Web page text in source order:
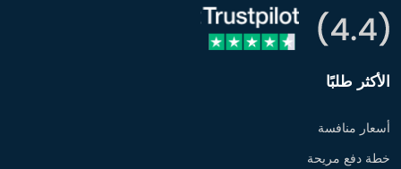
الأكثر طلبًا
أسعار منافسة
خطة دفع مريحة